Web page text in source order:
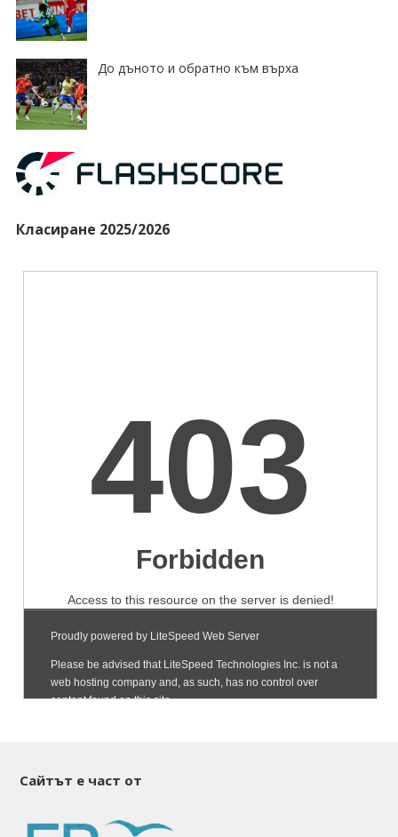
До дъното и обратно към върха
Класиране 2025/2026
Сайтът е част от